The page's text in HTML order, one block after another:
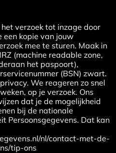
verzoek tot inzage door
een kopie van jouw
mee te sturen. Maak in
(machine readable zone,
het paspoort),
(BSN) zwart.
We reageren zo snel
op je verzoek. Ons
dat je de mogelijkheid
bij de nationale
Persoonsgegevens. Dat kan
nl/contact-met-de-
tip-ons